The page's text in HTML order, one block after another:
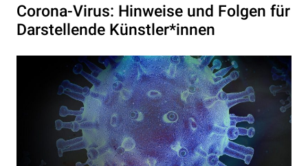
Beitrag
Corona-Virus: Hinweise und Folgen für
Darstellende Künstler*innen